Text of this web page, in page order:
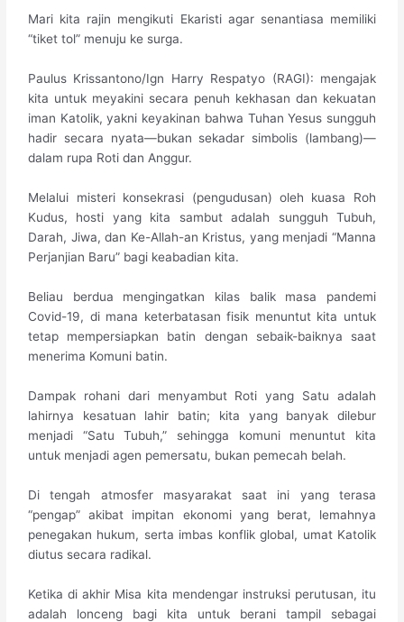
Mari kita rajin mengikuti Ekaristi agar senantiasa memiliki
“tiket tol” menuju ke surga.
​Paulus Krissantono/Ign Harry Respatyo (RAGI): mengajak
kita untuk meyakini secara penuh kekhasan dan kekuatan
iman Katolik, yakni keyakinan bahwa Tuhan Yesus sungguh
hadir secara nyata—bukan sekadar simbolis (lambang)—
dalam rupa Roti dan Anggur.
Melalui misteri konsekrasi (pengudusan) oleh kuasa Roh
Kudus, hosti yang kita sambut adalah sungguh Tubuh,
Darah, Jiwa, dan Ke-Allah-an Kristus, yang menjadi “Manna
Perjanjian Baru” bagi keabadian kita.
Beliau berdua mengingatkan kilas balik masa pandemi
Covid-19, di mana keterbatasan fisik menuntut kita untuk
tetap mempersiapkan batin dengan sebaik-baiknya saat
menerima Komuni batin.
Dampak rohani dari menyambut Roti yang Satu adalah
lahirnya kesatuan lahir batin; kita yang banyak dilebur
menjadi “Satu Tubuh,” sehingga komuni menuntut kita
untuk menjadi agen pemersatu, bukan pemecah belah.
Di tengah atmosfer masyarakat saat ini yang terasa
“pengap” akibat impitan ekonomi yang berat, lemahnya
penegakan hukum, serta imbas konflik global, umat Katolik
diutus secara radikal.
Ketika di akhir Misa kita mendengar instruksi perutusan, itu
adalah lonceng bagi kita untuk berani tampil sebagai